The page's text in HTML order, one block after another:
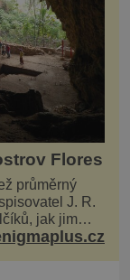
Flores
průměrný
J. R.
slavných